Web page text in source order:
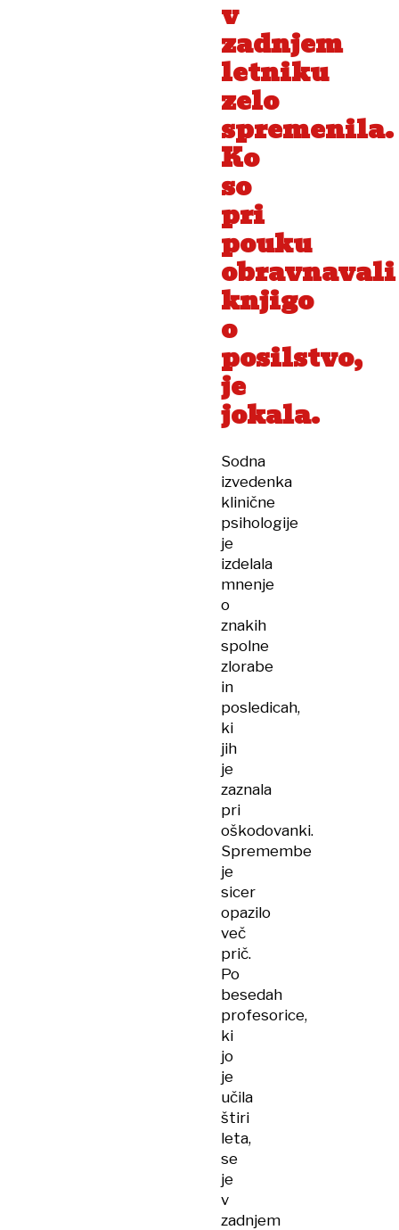
v
zadnjem
letniku
zelo
spremenila.
Ko
so
pri
pouku
obravnavali
knjigo
o
posilstvo,
je
jokala.
Sodna
izvedenka
klinične
psihologije
je
izdelala
mnenje
o
znakih
spolne
zlorabe
in
posledicah,
ki
jih
je
zaznala
pri
oškodovanki.
Spremembe
je
sicer
opazilo
več
prič.
Po
besedah
profesorice,
ki
jo
je
učila
štiri
leta,
se
je
v
zadnjem